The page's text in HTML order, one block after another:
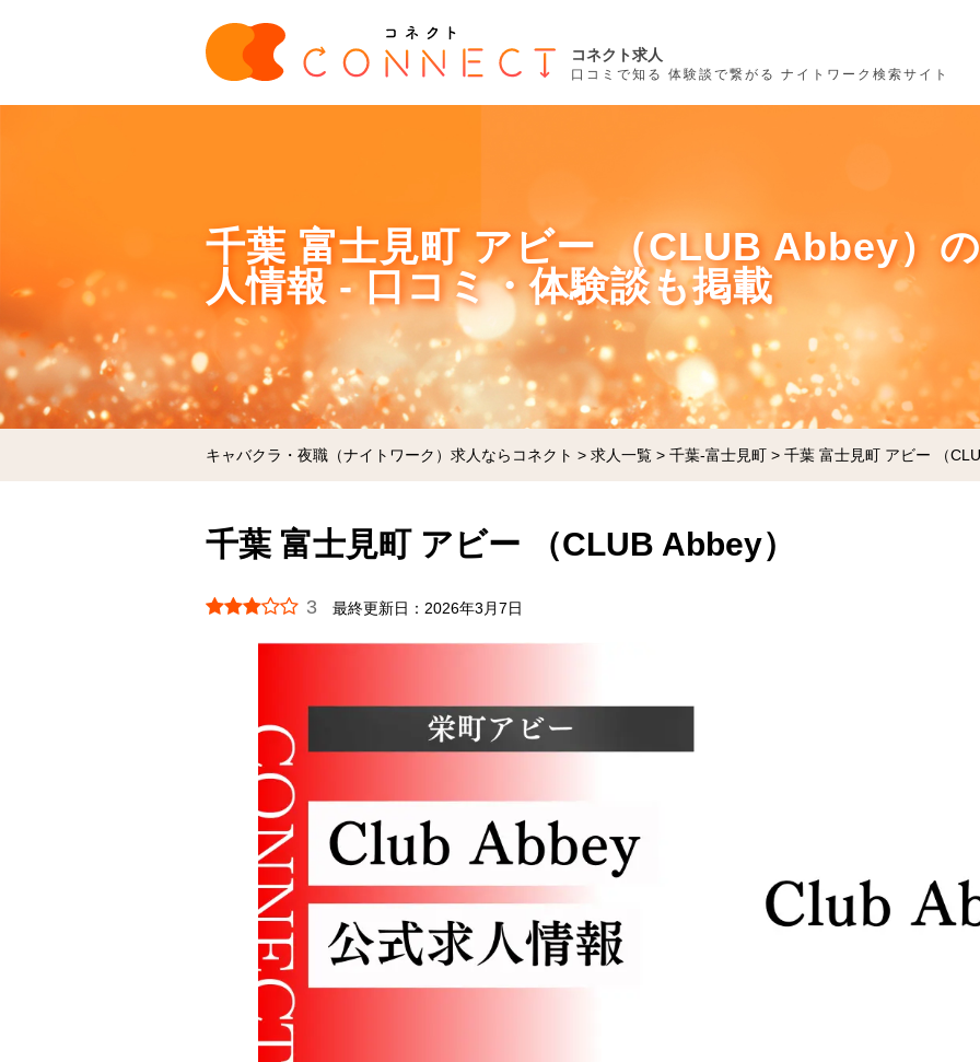
コネクト求人
口コミで知る 体験談で繋がる ナイトワーク検索サイト
千葉 富士見町 アビー （CLUB Abbey）
人情報 - 口コミ・体験談も掲載
キャバクラ・夜職（ナイトワーク）求人ならコネクト > 求人一覧 > 千葉-富士見町 > 千葉 富士見町 アビー （
千葉 富士見町 アビー （CLUB Abbey）
3 最終更新日： 2026年3月7日